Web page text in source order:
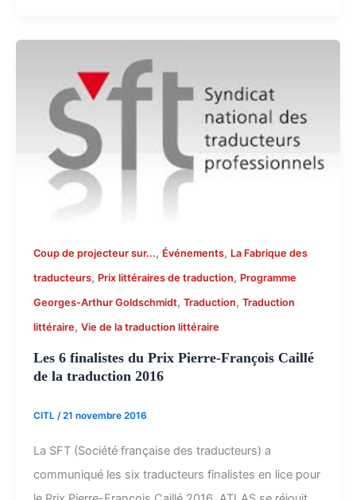
Coup de projecteur sur..., Événements, La Fabrique des
traducteurs, Prix littéraires de traduction, Programme
Georges-Arthur Goldschmidt, Traduction, Traduction
littéraire, Vie de la traduction littéraire
Les 6 finalistes du Prix Pierre-François Caillé
de la traduction 2016
CITL /21 novembre 2016
La SFT (Société française des traducteurs) a
communiqué les six traducteurs finalistes en lice pour